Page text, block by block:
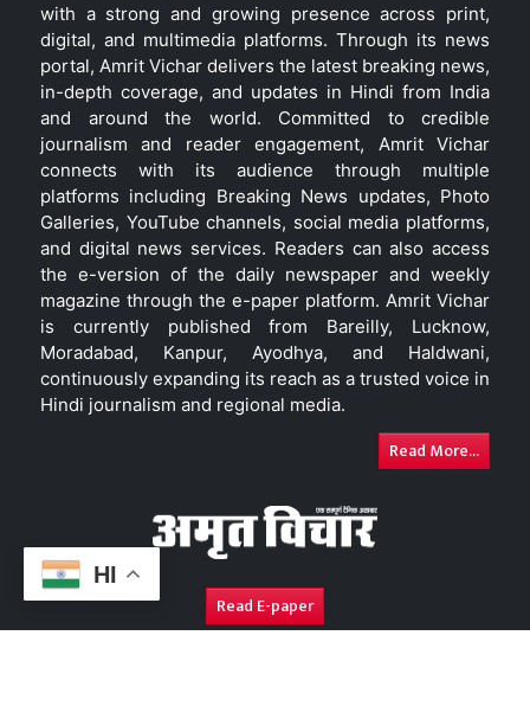
HI
with a strong and growing presence across print,
digital, and multimedia platforms. Through its news
portal, Amrit Vichar delivers the latest breaking news,
in-depth coverage, and updates in Hindi from India
and around the world. Committed to credible
journalism and reader engagement, Amrit Vichar
connects with its audience through multiple
platforms including Breaking News updates, Photo
Galleries, YouTube channels, social media platforms,
and digital news services. Readers can also access
the e-version of the daily newspaper and weekly
magazine through the e-paper platform. Amrit Vichar
is currently published from Bareilly, Lucknow,
Moradabad, Kanpur, Ayodhya, and Haldwani,
continuously expanding its reach as a trusted voice in
Hindi journalism and regional media.
Read More...
Read E-paper